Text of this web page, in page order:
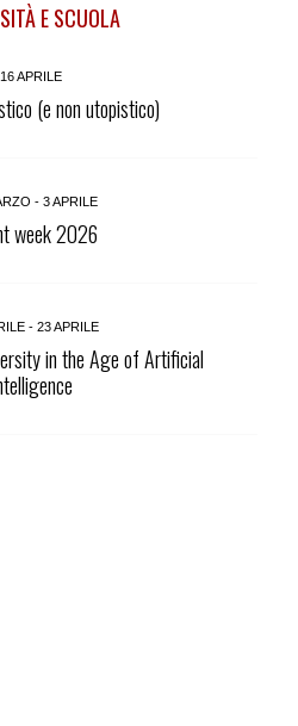
E SCUOLA
16 APRILE
(e non utopistico)
- 3 APRILE
week 2026
- 23 APRILE
in the Age of Artificial